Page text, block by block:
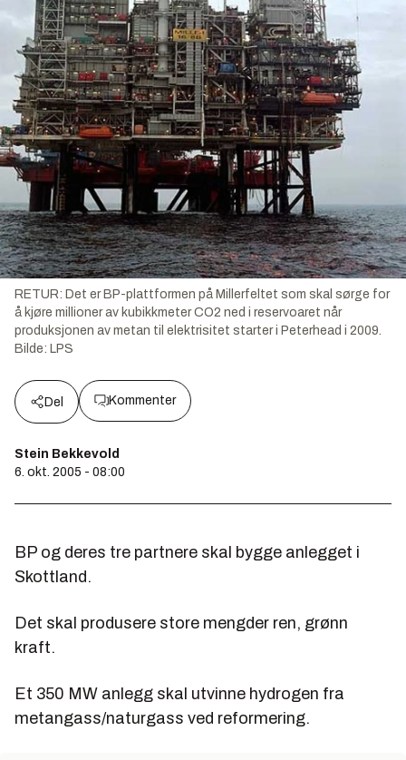
RETUR: Det er BP-plattformen på Millerfeltet som skal sørge for
å kjøre millioner av kubikkmeter CO2 ned i reservoaret når
produksjonen av metan til elektrisitet starter i Peterhead i 2009.
Bilde: LPS
Del Kommenter
Stein Bekkevold
6. okt. 2005 - 08:00
BP og deres tre partnere skal bygge anlegget i
Skottland.
Det skal produsere store mengder ren, grønn
kraft.
Et 350 MW anlegg skal utvinne hydrogen fra
metangass/naturgass ved reformering.